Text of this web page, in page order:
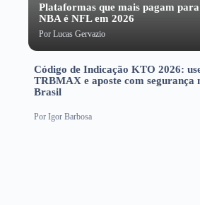
Plataformas que mais pagam
NBA é NFL em 2026
Por Lucas Gervazio
Código de Indicação KTO 2026:
TRBMAX e aposte com segurança
Brasil
Por Igor Barbosa